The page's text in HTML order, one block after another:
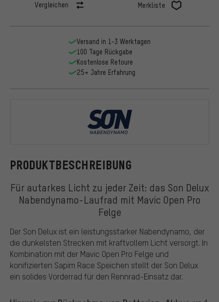
Vergleichen Merkliste
PRODUKTBESCHREIBUNG
Für autarkes Licht zu jeder Zeit: das Son Delux
Nabendynamo-Laufrad mit Mavic Open Pro
Felge
Der Son Delux ist ein leistungsstarker Nabendynamo, der
die dunkelsten Strecken mit kraftvollem Licht versorgt. In
Kombination mit der Mavic Open Pro Felge und
konifizierten Sapim Race Speichen stellt der Son Delux
ein solides Vorderrad für den Rennrad-Einsatz dar.
Versand in 1-3 Werktagen
100 Tage Rückgabe
Kostenlose Retoure
25+ Jahre Erfahrung